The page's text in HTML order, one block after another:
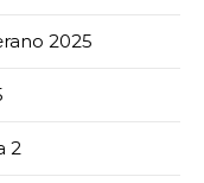
2025
2